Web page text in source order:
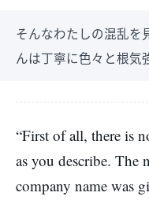
そんなわたしの混乱を
んは丁寧に色々と根気
“First of all, there is
as you describe. The
company name was